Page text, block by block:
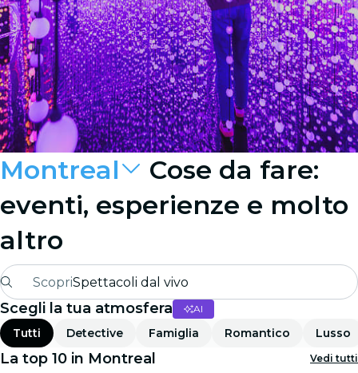
Montreal
Cose da fare:
eventi, esperienze e molto
altro
ScopriSpettacoli dal vivo
Madrid
Candlelight
Scegli la tua atmosfera AI
Tutti Detective Famiglia Romantico Lusso
La top 10 in Montreal Vedi tutti